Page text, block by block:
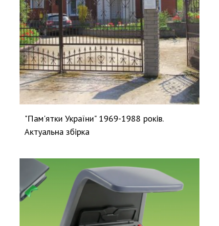
"Пам'ятки України" 1969-1988 років.
Актуальна збірка